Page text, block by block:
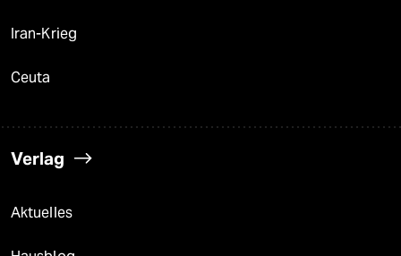
Iran-Krieg
Ceuta
Verlag
Aktuelles